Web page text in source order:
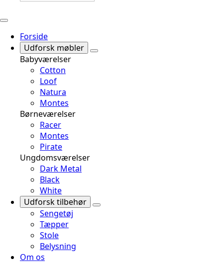
Forside
Udforsk møbler
Babyværelser
Cotton
Loof
Natura
Montes
Børneværelser
Racer
Montes
Pirate
Ungdomsværelser
Dark Metal
Black
White
Udforsk tilbehør
Sengetøj
Tæpper
Stole
Belysning
Om os